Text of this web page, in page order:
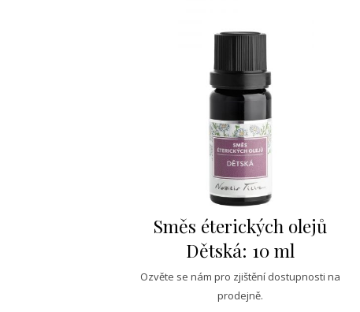
Směs éterických olejů
Dětská: 10 ml
Ozvěte se nám pro zjištění dostupnosti na
prodejně.